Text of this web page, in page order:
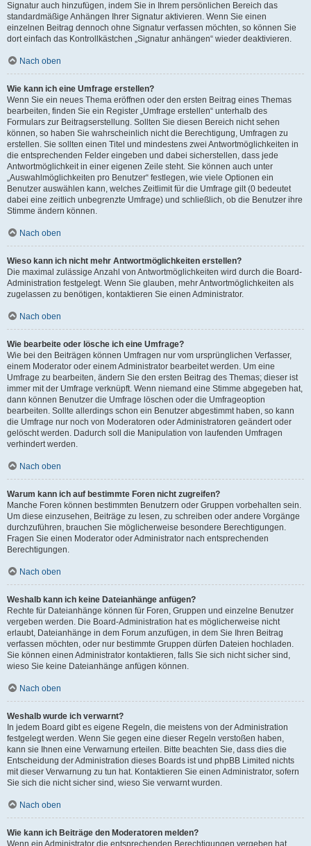
Signatur auch hinzufügen, indem Sie in Ihrem persönlichen Bereich das
standardmäßige Anhängen Ihrer Signatur aktivieren. Wenn Sie einen
einzelnen Beitrag dennoch ohne Signatur verfassen möchten, so können Sie
dort einfach das Kontrollkästchen „Signatur anhängen“ wieder deaktivieren.
Nach oben
Wie kann ich eine Umfrage erstellen?
Wenn Sie ein neues Thema eröffnen oder den ersten Beitrag eines Themas
bearbeiten, finden Sie ein Register „Umfrage erstellen“ unterhalb des
Formulars zur Beitragserstellung. Sollten Sie diesen Bereich nicht sehen
können, so haben Sie wahrscheinlich nicht die Berechtigung, Umfragen zu
erstellen. Sie sollten einen Titel und mindestens zwei Antwortmöglichkeiten in
die entsprechenden Felder eingeben und dabei sicherstellen, dass jede
Antwortmöglichkeit in einer eigenen Zeile steht. Sie können auch unter
„Auswahlmöglichkeiten pro Benutzer“ festlegen, wie viele Optionen ein
Benutzer auswählen kann, welches Zeitlimit für die Umfrage gilt (0 bedeutet
dabei eine zeitlich unbegrenzte Umfrage) und schließlich, ob die Benutzer ihre
Stimme ändern können.
Nach oben
Wieso kann ich nicht mehr Antwortmöglichkeiten erstellen?
Die maximal zulässige Anzahl von Antwortmöglichkeiten wird durch die Board-
Administration festgelegt. Wenn Sie glauben, mehr Antwortmöglichkeiten als
zugelassen zu benötigen, kontaktieren Sie einen Administrator.
Nach oben
Wie bearbeite oder lösche ich eine Umfrage?
Wie bei den Beiträgen können Umfragen nur vom ursprünglichen Verfasser,
einem Moderator oder einem Administrator bearbeitet werden. Um eine
Umfrage zu bearbeiten, ändern Sie den ersten Beitrag des Themas; dieser ist
immer mit der Umfrage verknüpft. Wenn niemand eine Stimme abgegeben hat,
dann können Benutzer die Umfrage löschen oder die Umfrageoption
bearbeiten. Sollte allerdings schon ein Benutzer abgestimmt haben, so kann
die Umfrage nur noch von Moderatoren oder Administratoren geändert oder
gelöscht werden. Dadurch soll die Manipulation von laufenden Umfragen
verhindert werden.
Nach oben
Warum kann ich auf bestimmte Foren nicht zugreifen?
Manche Foren können bestimmten Benutzern oder Gruppen vorbehalten sein.
Um diese einzusehen, Beiträge zu lesen, zu schreiben oder andere Vorgänge
durchzuführen, brauchen Sie möglicherweise besondere Berechtigungen.
Fragen Sie einen Moderator oder Administrator nach entsprechenden
Berechtigungen.
Nach oben
Weshalb kann ich keine Dateianhänge anfügen?
Rechte für Dateianhänge können für Foren, Gruppen und einzelne Benutzer
vergeben werden. Die Board-Administration hat es möglicherweise nicht
erlaubt, Dateianhänge in dem Forum anzufügen, in dem Sie Ihren Beitrag
verfassen möchten, oder nur bestimmte Gruppen dürfen Dateien hochladen.
Sie können einen Administrator kontaktieren, falls Sie sich nicht sicher sind,
wieso Sie keine Dateianhänge anfügen können.
Nach oben
Weshalb wurde ich verwarnt?
In jedem Board gibt es eigene Regeln, die meistens von der Administration
festgelegt werden. Wenn Sie gegen eine dieser Regeln verstoßen haben,
kann sie Ihnen eine Verwarnung erteilen. Bitte beachten Sie, dass dies die
Entscheidung der Administration dieses Boards ist und phpBB Limited nichts
mit dieser Verwarnung zu tun hat. Kontaktieren Sie einen Administrator, sofern
Sie sich die nicht sicher sind, wieso Sie verwarnt wurden.
Nach oben
Wie kann ich Beiträge den Moderatoren melden?
Wenn ein Administrator die entsprechenden Berechtigungen vergeben hat,